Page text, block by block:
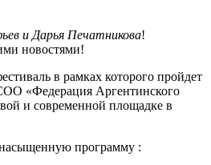
и Дарья Печатникова!
новостями!
в рамках которого пройдет
«Федерация Аргентинского
и современной площадке в
программу :